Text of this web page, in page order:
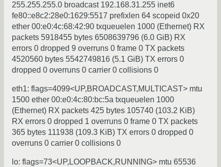
255.255.255.0 broadcast 192.168.31.255 inet6
fe80::e8c2:28e0:1629:5517 prefixlen 64 scopeid 0x20
ether 00:e0:4c:68:42:90 txqueuelen 1000 (Ethernet) RX
packets 5918455 bytes 6508639796 (6.0 GiB) RX
errors 0 dropped 9 overruns 0 frame 0 TX packets
4520560 bytes 5542749816 (5.1 GiB) TX errors 0
dropped 0 overruns 0 carrier 0 collisions 0
eth1: flags=4099<UP,BROADCAST,MULTICAST> mtu
1500 ether 00:e0:4c:80:bc:5a txqueuelen 1000
(Ethernet) RX packets 425 bytes 105740 (103.2 KiB)
RX errors 0 dropped 1 overruns 0 frame 0 TX packets
365 bytes 111938 (109.3 KiB) TX errors 0 dropped 0
overruns 0 carrier 0 collisions 0
lo: flags=73<UP,LOOPBACK,RUNNING> mtu 65536